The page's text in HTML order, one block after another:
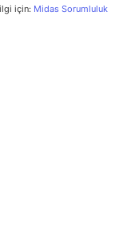
için: Midas Sorumluluk